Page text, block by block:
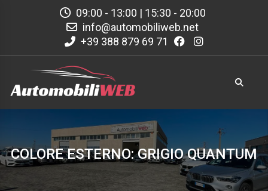
09:00 - 13:00 | 15:30 - 20:00
info@automobiliweb.net
+39 388 879 69 71
COLORE ESTERNO: GRIGIO QUANTUM